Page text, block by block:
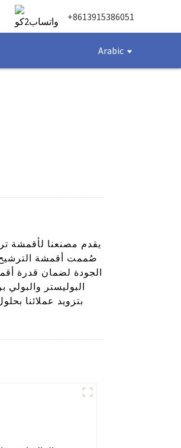
+8613915386051
Arabic
يقدم مصنعنا لأقمشة
صُممت أقمشة الترشيح
الجودة لضمان قدرة
البوليستر
بتزويد عملائنا